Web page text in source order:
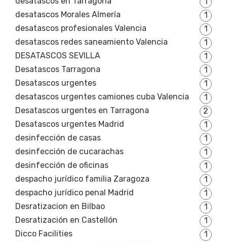
desatascos Morales Almería
1
desatascos profesionales Valencia
1
desatascos redes saneamiento Valencia
1
DESATASCOS SEVILLA
1
Desatascos Tarragona
1
Desatascos urgentes
1
desatascos urgentes camiones cuba Valencia
1
Desatascos urgentes en Tarragona
2
Desatascos urgentes Madrid
1
desinfección de casas
1
desinfección de cucarachas
1
desinfección de oficinas
1
despacho jurídico familia Zaragoza
1
despacho jurídico penal Madrid
1
Desratizacion en Bilbao
1
Desratización en Castellón
1
Dicco Facilities
1